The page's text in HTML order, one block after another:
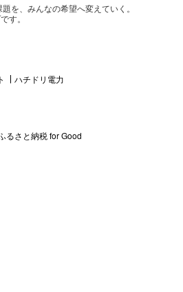
を、みんなの希望へ変えていく。
す。
ハチドリ電力
るさと納税 for Good